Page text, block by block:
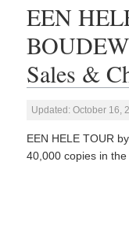
EEN
Sales &
Updated: October 16,
EEN HELE TOUR by
40,000 copies in the